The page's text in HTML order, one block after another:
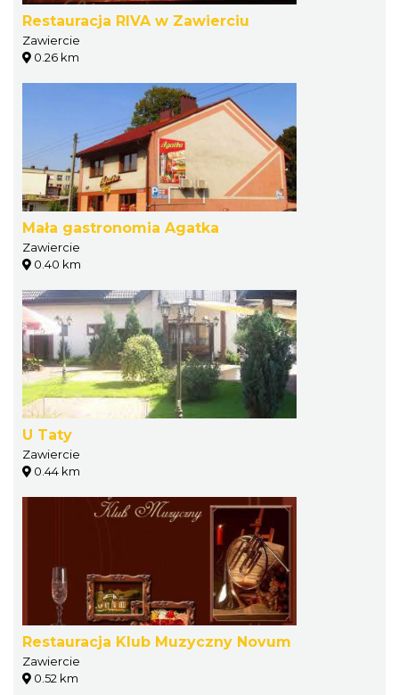
Restauracja RIVA w Zawierciu
Zawiercie
0.26 km
Mała gastronomia Agatka
Zawiercie
0.40 km
U Taty
Zawiercie
0.44 km
Restauracja Klub Muzyczny Novum
Zawiercie
0.52 km